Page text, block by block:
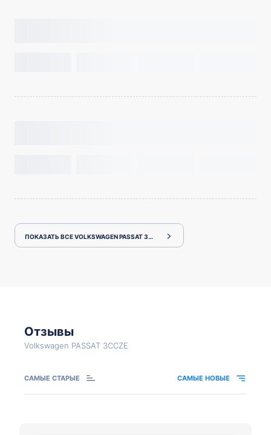
ПОКАЗАТЬ ВСЕ VOLKSWAGEN PASSAT 3CCZE
Отзывы
Volkswagen PASSAT 3CCZE
САМЫЕ СТАРЫЕ САМЫЕ НОВЫЕ